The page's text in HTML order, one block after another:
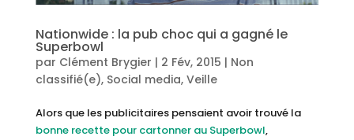
Nationwide : la pub choc qui a gagné le
Superbowl
par Clément Brygier | 2 Fév, 2015 | Non
classifié(e), Social media, Veille
Alors que les publicitaires pensaient avoir trouvé la
bonne recette pour cartonner au Superbowl,